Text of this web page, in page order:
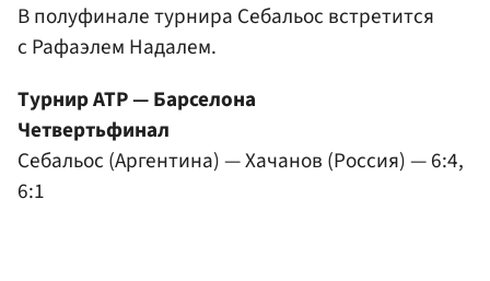
В полуфинале турнира Себальос встретится
с Рафаэлем Надалем.
Турнир ATP — Барселона
Четвертьфинал
Себальос (Аргентина) — Хачанов (Россия) — 6:4,
6:1